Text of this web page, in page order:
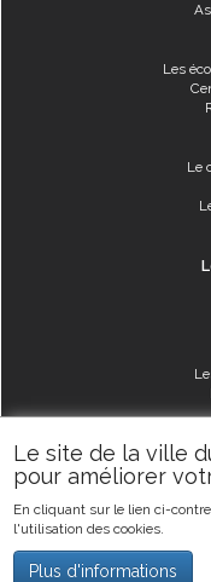
Le site de la ville
pour améliorer
En cliquant sur le lien ci-
l'utilisation des cookies.
Plus d'informations
Les
Le
Les
Les